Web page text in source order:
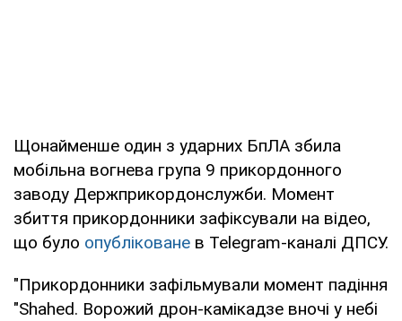
Щонайменше один з ударних БпЛА збила
мобільна вогнева група 9 прикордонного
заводу Держприкордонслужби. Момент
збиття прикордонники зафіксували на відео,
що було опубліковане в Telegram-каналі ДПСУ.
"Прикордонники зафільмували момент падіння
"Shahed. Ворожий дрон-камікадзе вночі у небі